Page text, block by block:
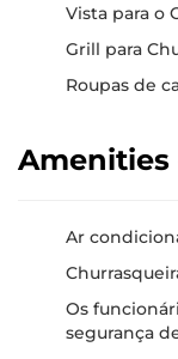
Vista para o
Grill para
Roupas de
Amenities
Ar
Os
segurança